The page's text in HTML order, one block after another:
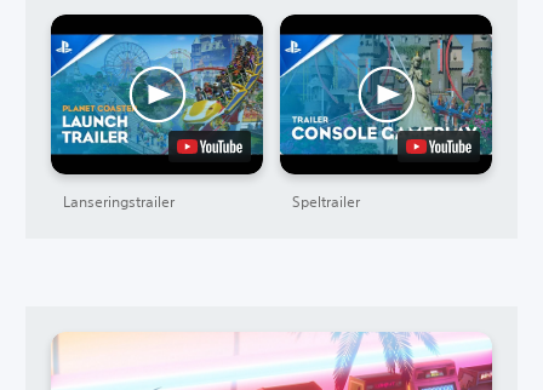
Lanseringstrailer Speltrailer